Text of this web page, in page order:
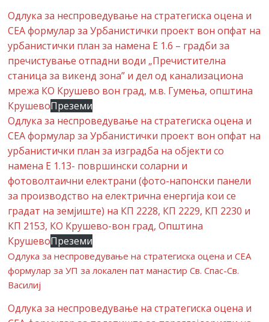
Одлука за неспроведување на стратегиска оцена и
СЕА формулар за Урбанистички проект вон опфат на
урбанистички план за намена Е 1.6 – градби за
пречистување отпадни води „Пречистителна
станица за викенд зона” и дел од канализациона
мрежа КО Крушево вон град, м.в. Гумења, општина
КрушевоПреземи
Одлука за неспроведување на стратегиска оцена и
СЕА формулар за Урбанистички проект вон опфат на
урбанистички план за изградба на објекти со
намена E 1.13- површински соларни и
фотоволтаични електрани (фото-напонски панели
за производство на електрична енергија кои се
градат на земјиште) на КП 2228, КП 2229, КП 2230 и
КП 2153, КО Крушево-вон град, Општина
КрушевоПреземи
Одлука за неспроведување на стратегиска оцена и СЕА
формулар за УП за локален пат манастир Св. Спас-Св.
Василиј
Одлука за неспроведување на стратегиска оцена и